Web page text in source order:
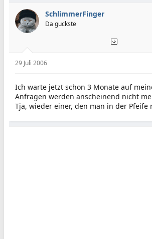
s
t
e
e
r
s
t
t
SchlimmerFinger
Da guckste
29 Juli 2006
Ich warte jetzt schon 3 Monate auf
Anfragen werden anscheinend nicht
Tja, wieder einer, den man in der Pfeife